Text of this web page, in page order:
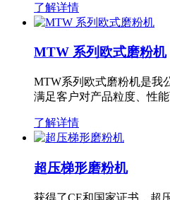
了解详情
MTW 系列欧式磨粉机
MTW系列欧式磨粉机是我
满足客户对产品粒度、性
了解详情
超压梯形磨粉机
获得了CE和国家证书，超